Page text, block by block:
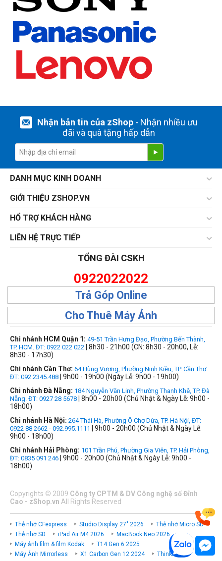
Nhận bản tin của zShop- Nhận nhiều ưu
đãi và quà tặng hấp dẫn
DANH MỤC KINH DOANH
GIỚI THIỆU ZSHOP.VN
HỔ TRỢ KHÁCH HÀNG
LIÊN HỆ TRỰC TIẾP
TỔNG ĐÀI CSKH
0922022022
Trả Góp Online
Cho Thuê Máy Ảnh
Chi nhánh HCM Quận 1: 49-51 Trần Hưng Đạo, Phường Bến Thành,
TP. HCM. ĐT: 0922 022 022 | 8h30 - 21h00 (CN: 8h30 - 20h00, Lễ:
8h30 - 17h30)
Chi nhánh Cần Thơ: 64 Hùng Vương, Phường Ninh Kiều, TP. Cần Thơ.
ĐT: 092.2345.488 | 9h00 - 19h00 (Ngày Lễ: 9h00 - 19h00)
Chi nhánh Đà Nẵng: 184 Nguyễn Văn Linh, Phường Thanh Khê, TP. Đà
Nẵng. ĐT: 0927 28 5678 | 8h00 - 20h00 (Chủ Nhật & Ngày Lễ: 9h00 -
18h00)
Chi nhánh Hà Nội: 264 Thái Hà, Phường Ô Chợ Dừa, TP. Hà Nội, ĐT:
0922 88 2662 - 092.995.1111
| 9h00 - 20h00 (Chủ Nhật & Ngày Lễ:
9h00 - 18h00)
Chi nhánh Hải Phòng: 101 Trần Phú, Phường Gia Viên, TP. Hải Phòng,
ĐT: 0835 091 246 | 9h00 - 20h00 (Chủ Nhật & Ngày Lễ: 9h00 -
18h00)
Copyrights © 2009 Công ty CPTM & DV Công nghệ số Đỉnh
Cao - zShop.vn All Rights Reserved
Thẻ nhớ CFexpress Studio Display 27" 2026
Thẻ nhớ Micro SD
Thẻ nhớ SD
iPad Air M4 2026
MacBook Neo 2026
Máy ảnh film & film Kodak
T14 Gen 6 2025
Máy Ảnh Mirrorless
X1 Carbon Gen 12 2024
ThinkPad P